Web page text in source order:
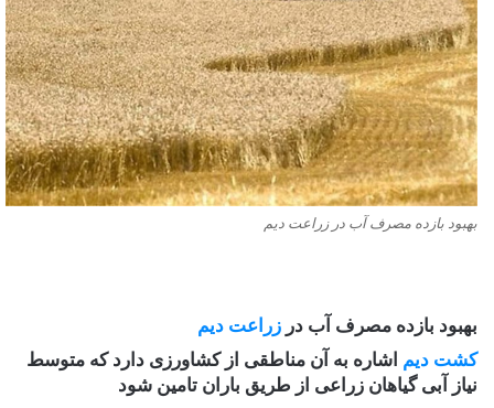
بهبود بازده مصرف آب در زراعت دیم
بهبود بازده مصرف آب در زراعت دیم
کشت دیم اشاره به آن مناطقی از کشاورزی دارد که متوسط
نیاز آبی گیاهان زراعی از طریق باران تامین شود